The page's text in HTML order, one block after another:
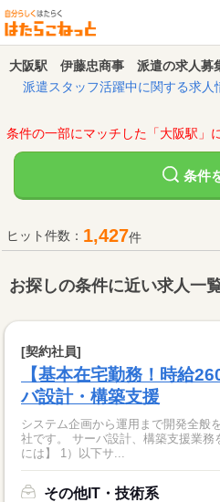
大阪駅 伊藤忠商事 派遣の求人募
派遣スタッフ活躍中に関する求人
条件の一部にマッチした「大阪駅」
条件
ヒット件数： 1,427件
お探しの条件に近い求人一
[契約社員]
【基本在宅勤務！時給
バ設計・構築支援
システム企画から運用まで開発全般
社です。 サーバ設計、構築支援業務をお
には】 1）以下サ...
その他IT・技術系